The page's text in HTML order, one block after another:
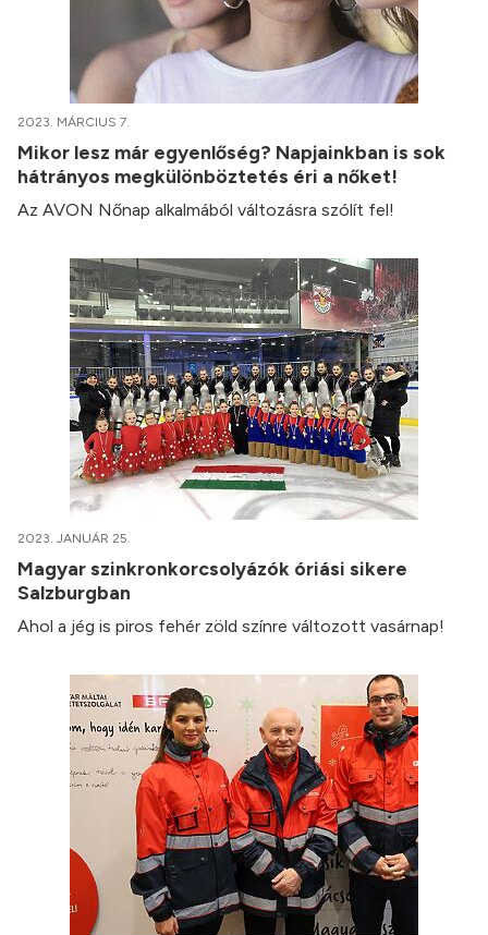
2023. MÁRCIUS 7.
Mikor lesz már egyenlőség? Napjainkban is sok
hátrányos megkülönböztetés éri a nőket!
Az AVON Nőnap alkalmából változásra szólít fel!
2023. JANUÁR 25.
Magyar szinkronkorcsolyázók óriási sikere
Salzburgban
Ahol a jég is piros fehér zöld színre változott vasárnap!